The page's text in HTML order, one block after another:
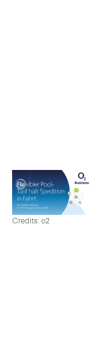
Credits: o2